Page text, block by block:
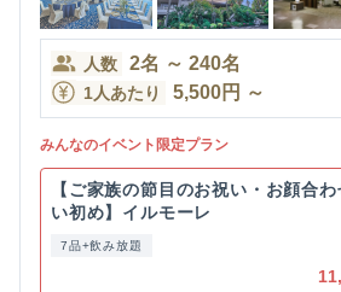
人数 2名 ～ 240名
1人あたり 5,500円 ～
みんなのイベント限定プラン
【ご家族の節目のお祝い・お顔合
い初め】イルモーレ
7品+飲み放題